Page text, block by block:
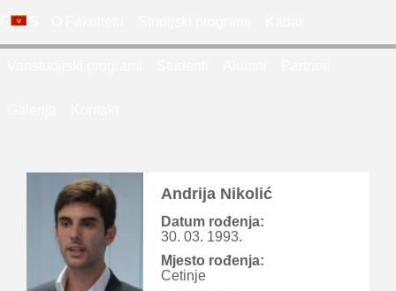
FDES
Andrija Nikolić
Datum rođenja:
30. 03. 1993.
Mjesto rođenja:
Cetinje